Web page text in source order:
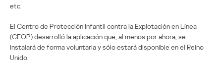
etc.
El Centro de Protección Infantil contra la Explotación en Línea
(CEOP) desarrolló la aplicación que, al menos por ahora, se
instalará de forma voluntaria y sólo estará disponible en el Reino
Unido.